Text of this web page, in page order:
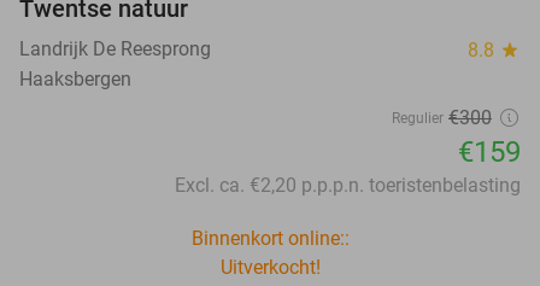
Twentse natuur
Landrijk De Reesprong 8.8 star
Haaksbergen
Regulier €300
€159
Excl. ca. €2,20 p.p.p.n. toeristenbelasting
Binnenkort online::
Uitverkocht!